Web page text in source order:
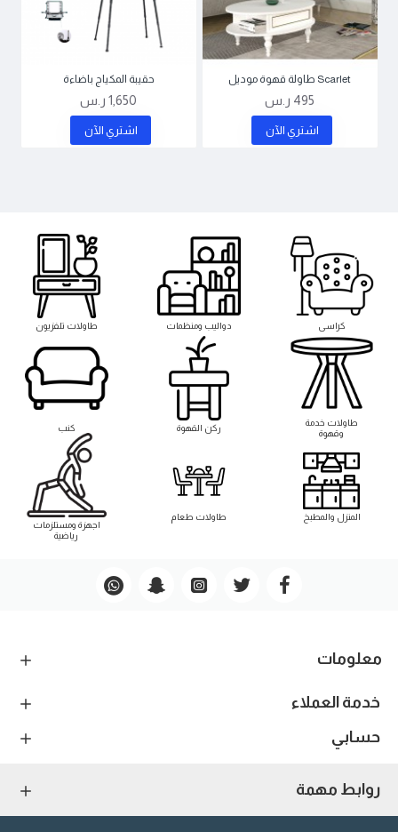
Scarlet طاولة قهوة موديل
495 ر.س
اشتري اﻵن
حقيبة المكياج باضاءة
1,650 ر.س
اشتري اﻵن
كراسى دواليب ومنظمات طاولات تلفزيون
طاوﻻت خدمة
وقهوة
ركن القهوة كنب
المنزل والمطبخ
طاوﻻت طعام
اجهزة ومستلزمات
رياضية
معلومات
خدمة العملاء
حسابي
روابط مهمة